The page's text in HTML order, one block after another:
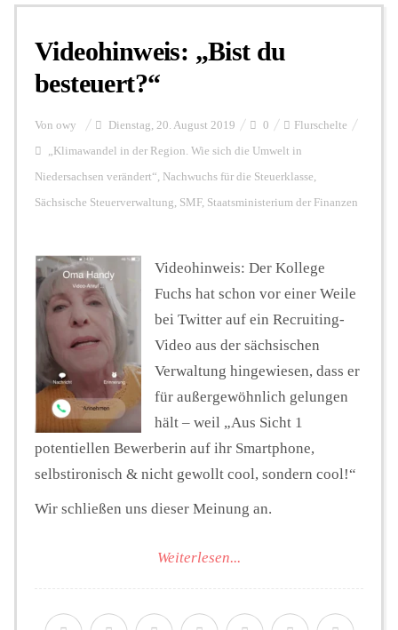
Personalien
Hintergrund
FUNKTURM-Beiträge
Seminare
Unterstützen
Videohinweis: „Bist du
besteuert?“
Von owy Dienstag, 20. August 2019 0 Flurschelte
„Klimawandel in der Region. Wie sich die Umwelt in
Niedersachsen verändert“, Nachwuchs für die Steuerklasse,
Sächsische Steuerverwaltung, SMF, Staatsministerium der Finanzen
Videohinweis: Der Kollege
Fuchs hat schon vor einer Weile
bei Twitter auf ein Recruiting-
Video aus der sächsischen
Verwaltung hingewiesen, dass er
für außergewöhnlich gelungen
hält – weil „Aus Sicht 1
potentiellen Bewerberin auf ihr Smartphone,
selbstironisch & nicht gewollt cool, sondern cool!“
Wir schließen uns dieser Meinung an.
Weiterlesen...